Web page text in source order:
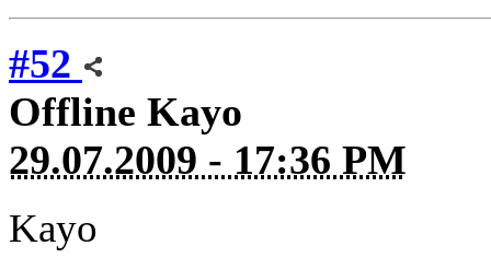
#52
Offline Kayo
29.07.2009 - 17:36 PM
Kayo